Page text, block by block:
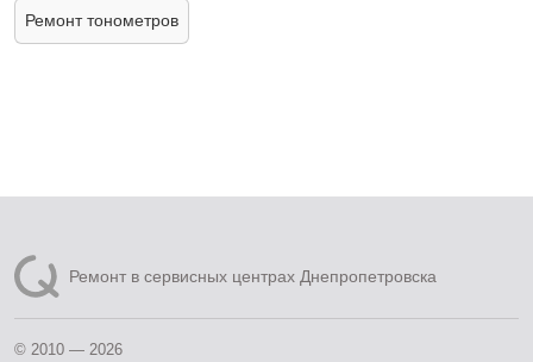
Ремонт тонометров
Ремонт в сервисных центрах Днепропетровска
© 2010 — 2026